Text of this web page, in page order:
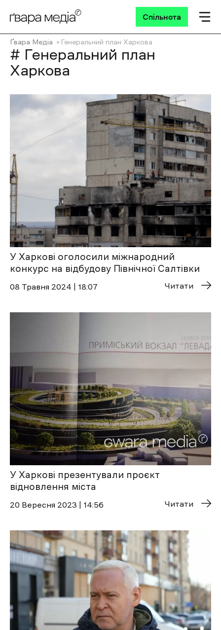
Спільнота
Ґвара Медіа Генеральний план Харкова
# Генеральний план
Харкова
У Харкові оголосили міжнародний
конкурс на відбудову Північної Салтівки
08 Травня 2024 | 18:07 Читати
У Харкові презентували проєкт
відновлення міста
20 Вересня 2023 | 14:56 Читати